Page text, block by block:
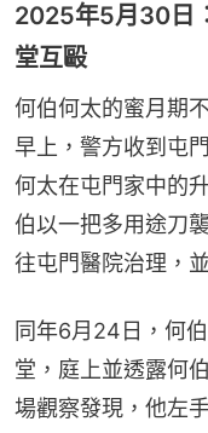
2025年5月30日
堂互毆
何伯何太的蜜月期
早上，警方收到屯
何太在屯門家中的
伯以一把多用途刀
往屯門醫院治理，
同年6月24日，何
堂，庭上並透露何
場觀察發現，他左